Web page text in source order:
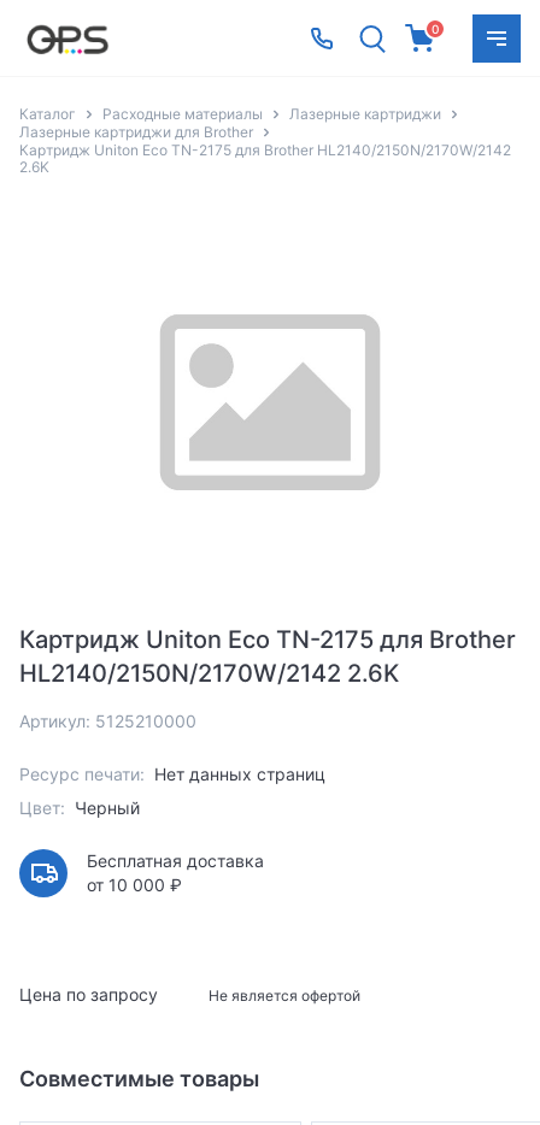
0
Каталог Расходные материалы
Лазерные картриджи
Лазерные картриджи для Brother
Картридж Uniton Eco TN-2175 для Brother HL2140/2150N/2170W/2142
2.6K
Картридж Uniton Eco TN-2175 для Brother
HL2140/2150N/2170W/2142 2.6K
Артикул: 5125210000
Ресурс печати: Нет данных страниц
Цвет: Черный
Бесплатная доставка
от 10 000 ₽
Цена по запросу Не является офертой
Совместимые товары